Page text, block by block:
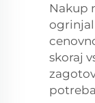
Nakup
ogrinjal
skoraj